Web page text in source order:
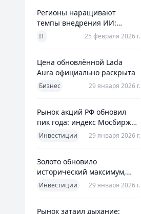
Регионы наращивают
темпы внедрения ИИ:
главное из отраслевого
IT 25 февраля 2026 г.
Цена обновлённой Lada
Aura официально раскрыта
Бизнес 29 января 2026 г.
Рынок акций РФ обновил
пик года: индекс Мосбиржи
на новом максимуме 2026-го
Инвестиции 29 января 2026 г.
Золото обновило
исторический максимум,
превысив планку в $5600 за
Инвестиции 29 января 2026 г.
Рынок затаил дыхание: